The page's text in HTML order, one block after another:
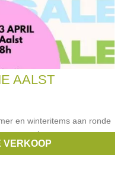
AALST
en winteritems aan ronde
accessoires, tassen en
VERKOOP